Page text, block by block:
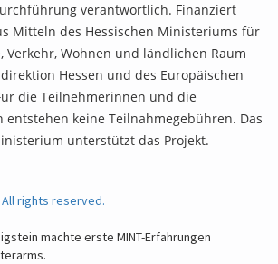
verantwortlich. Finanziert
Mitteln des Hessischen Ministeriums für
Verkehr, Wohnen und ländlichen Raum
Hessen und des Europäischen
die Teilnehmerinnen und die
entstehen keine Teilnahmegebühren. Das
unterstützt das Projekt.
rights reserved.
machte erste MINT-Erfahrungen